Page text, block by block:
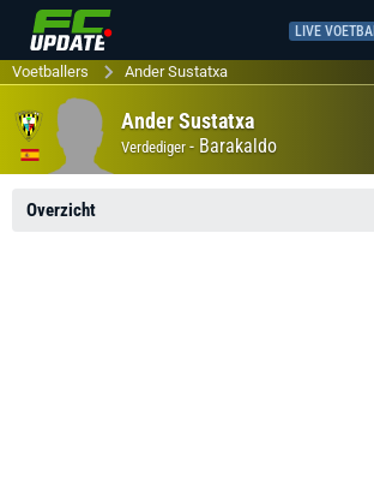
LIVE
Voetballers Ander Sustatxa
Ander Sustatxa
Verdediger - Barakaldo
Overzicht